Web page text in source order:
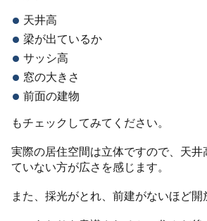
天井高
梁が出ているか
サッシ高
窓の大きさ
前面の建物
もチェックしてみてください。
実際の居住空間は立体ですので、天井
ていない方が広さを感じます。
また、採光がとれ、前建がないほど開